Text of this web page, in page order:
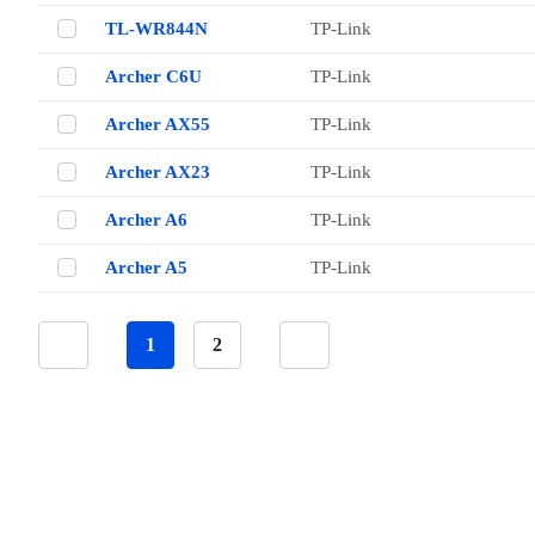
TL-WR844N TP-Link
Archer C6U TP-Link
Archer AX55 TP-Link
Archer AX23 TP-Link
Archer A6 TP-Link
Archer A5 TP-Link
1 2